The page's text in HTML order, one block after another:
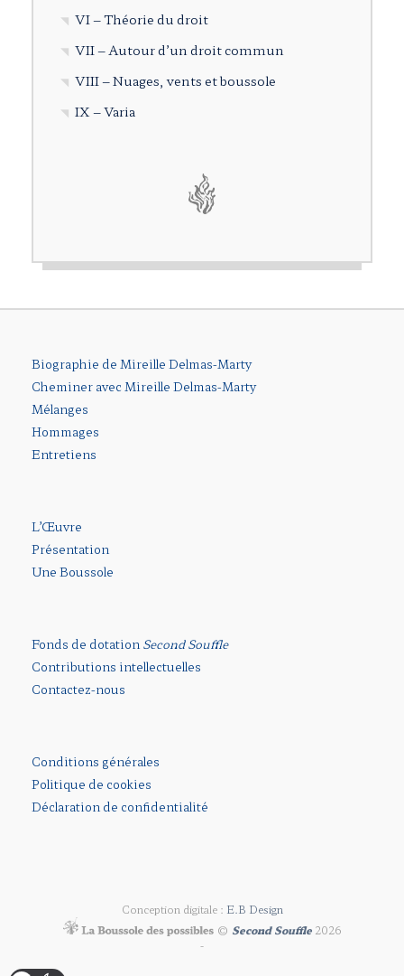
VI – Théorie du droit
VII – Autour d’un droit commun
VIII – Nuages, vents et boussole
IX – Varia
Biographie de Mireille Delmas-Marty
Cheminer avec Mireille Delmas-Marty
Mélanges
Hommages
Entretiens
L’Œuvre
Présentation
Une Boussole
Fonds de dotationSecond Souffle
Contributions intellectuelles
Contactez-nous
Conditions générales
Politique de cookies
Déclaration de confidentialité
Conception digitale : E.B Design
© Second Souffle2026